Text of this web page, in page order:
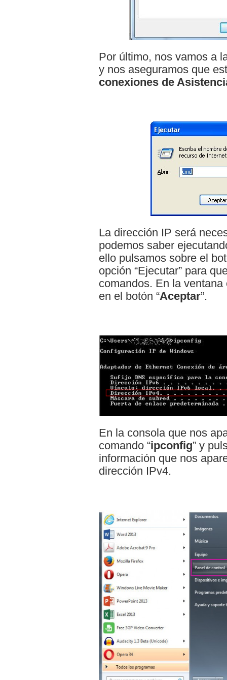
Por último, nos vamos a
y nos aseguramos que
conexiones de
La dirección IP será
podemos saber
ello pulsamos sobre el
opción “Ejecutar” para
comandos. En la ventana
en el botón “Aceptar”.
En la consola que nos
comando “ipconfig” y
información que nos
dirección IPv4.